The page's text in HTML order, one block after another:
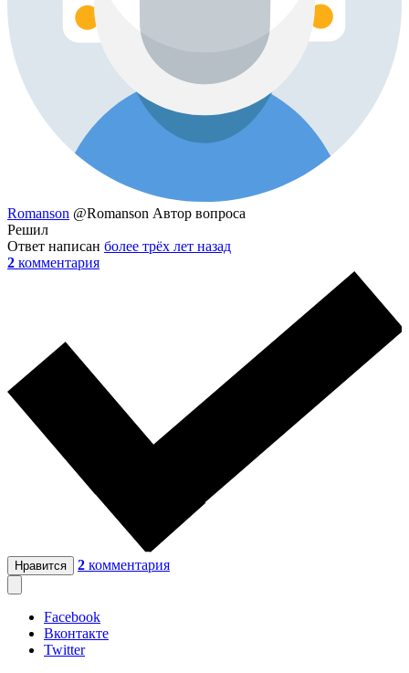
Romanson @Romanson Автор вопроса
Решил
Ответ написан более трёх лет назад
2 комментария
Нравится 2 комментария
Facebook
Вконтакте
Twitter